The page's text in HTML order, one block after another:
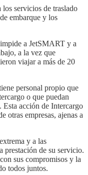
los servicios de traslado
embarque y los
a JetSMART y a
a la vez que
viajar a más de 20
personal propio que
o que puedan
Esta acción de Intercargo
otras empresas, ajenas a
y a las
prestación de su servicio.
sus compromisos y la
todos juntos.